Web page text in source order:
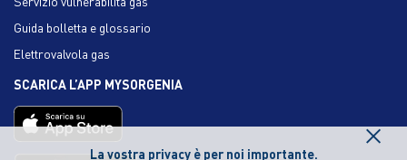
La vostra privacy è per noi importante. ×
Guida bolletta e glossario
Elettrovalvola gas
SCARICA L’APP MYSORGENIA